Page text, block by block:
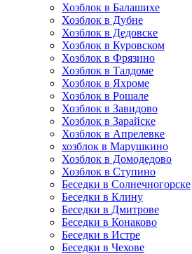
Хозблок в Балашихе
Хозблок в Дубне
Хозблок в Дедовске
Хозблок в Куровском
Хозблок в Фрязино
Хозблок в Талдоме
Хозблок в Яхроме
Хозблок в Рошале
Хозблок в Завидово
Хозблок в Зарайске
Хозблок в Апрелевке
хозблок в Марушкино
Хозблок в Домодедово
Хозблок в Ступино
Беседки в Солнечногорске
Беседки в Клину
Беседки в Дмитрове
Беседки в Конаково
Беседки в Истре
Беседки в Чехове